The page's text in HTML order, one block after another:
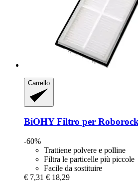
Carrello
BiOHYFiltro per Roborock
-60%
Trattiene polvere e polline
Filtra le particelle più piccole
Facile da sostituire
€ 7,31 € 18,29